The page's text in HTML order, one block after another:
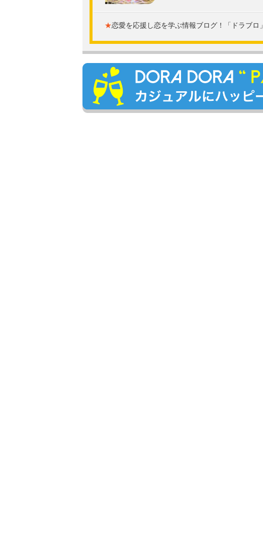
★恋愛を応援し恋を学ぶ情報ブログ！「ドラブロ」